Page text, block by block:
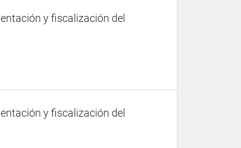
y fiscalización del
y fiscalización del